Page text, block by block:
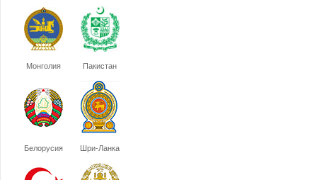
Монголия Пакистан
Белорусия Шри-Ланка